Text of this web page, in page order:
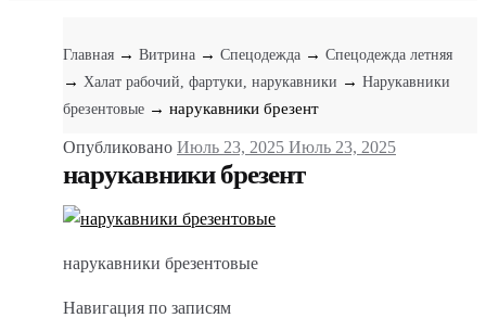
Главная → Витрина → Спецодежда → Спецодежда летняя
→ Халат рабочий, фартуки, нарукавники → Нарукавники
брезентовые → нарукавники брезент
Опубликовано Июль 23, 2025 Июль 23, 2025
нарукавники брезент
нарукавники брезентовые
Навигация по записям